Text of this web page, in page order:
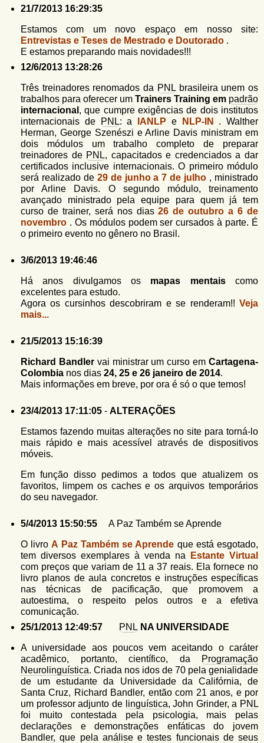
21/7/2013 16:29:35
Estamos com um novo espaço em nosso site:
Entrevistas e Teses de Mestrado e Doutorado .
E estamos preparando mais novidades!!!
12/6/2013 13:28:26
Três treinadores renomados da PNLbrasileira unem os
trabalhos para oferecer um Trainers Training em padrão
internacional , que cumpre exigências de dois institutos
internacionais de
PNL: a IANLP e NLP-IN . Walther
Herman, George Szenészi e Arline Davis ministram em
dois módulos um trabalho completo de preparar
treinadores de PNL, capacitados e credenciados a dar
certificados inclusive internacionais. O primeiro módulo
será realizado de 29 de junho a 7 de julho , ministrado
por Arline Davis. O segundo módulo, treinamento
avançado ministrado pela equipe para quem já tem
curso de trainer, será nos dias26 de outubro a 6 de
novembro . Os módulos podem ser cursados à parte. É
o primeiro evento no gênero no Brasil.
3/6/2013 19:46:46
Há anos divulgamos os mapas mentaiscomo
excelentes para estudo.
Agora os cursinhos descobriram e se renderam!! Veja
mais...
21/5/2013 15:16:39
Richard Bandlervai ministrar um curso emCartagena-
Colombia nos dias 24, 25 e 26 janeiro de 2014.
Mais informações em breve, por ora é só o que temos!
23/4/2013 17:11:05 - ALTERAÇÕES
Estamos fazendo muitas alterações no site para torná-lo
mais rápido e mais acessível através de dispositivos
móveis.
Em função disso pedimos a todos que atualizem os
favoritos, limpem os caches e os arquivos temporários
do seu navegador.
5/4/2013 15:50:55 A Paz Também se Aprende
O livroA Paz Também se Aprende que está esgotado,
tem diversos exemplares à venda na
Estante Virtual
com preços que variam de 11 a 37 reais. Ela fornece no
livro planos de aula concretos e instruções específicas
nas técnicas de pacificação, que promovem a
autoestima, o respeito pelos outros e a efetiva
comunicação.
25/1/2013 12:49:57
PNL NA UNIVERSIDADE
A universidade aos poucos vem aceitando o caráter
acadêmico, portanto, científico, da
Programação
Neurolinguística. Criada nos idos de 70 pela genialidade
de um estudante da Universidade da Califórnia, de
Santa Cruz, Richard Bandler, então com 21 anos, e por
um professor adjunto de linguística, John Grinder, a PNL
foi muito contestada pela psicologia, mais pelas
declarações e demonstrações enfáticas do jovem
Bandler, que pela análise e testes funcionais de seus